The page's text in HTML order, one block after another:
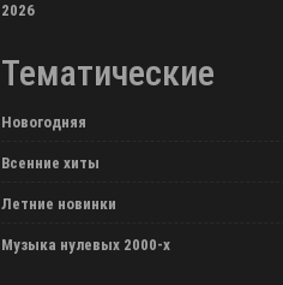
2026
Тематические
Новогодняя
Всенние хиты
Летние новинки
Музыка нулевых 2000-х